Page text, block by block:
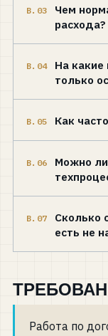
В.03
Чем
расхода?
В.04
На
только
В.05 Как
В.06
Можно
В.07
Сколько
есть не
Работа по